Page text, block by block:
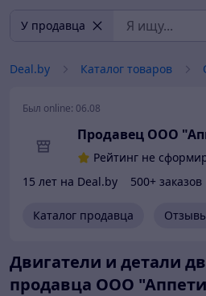
У продавца
Deal.by Каталог товаров
Был online: 06.08
Продавец ООО
Рейтинг не
15 лет на Deal.by
500+ заказов
Каталог продавца
Двигатели и детали
продавца ООО